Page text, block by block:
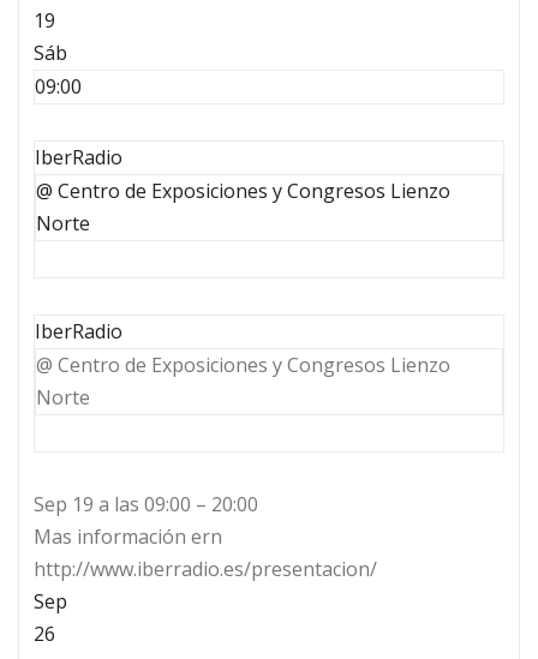
19
Sáb
09:00
IberRadio
@ Centro de Exposiciones y Congresos Lienzo
Norte
IberRadio
@ Centro de Exposiciones y Congresos Lienzo
Norte
Sep 19 a las 09:00 – 20:00
Mas información ern
http://www.iberradio.es/presentacion/
Sep
26